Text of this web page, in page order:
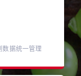
据统一管理